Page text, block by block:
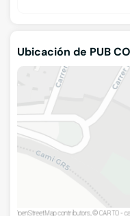
Ubicación de PUB